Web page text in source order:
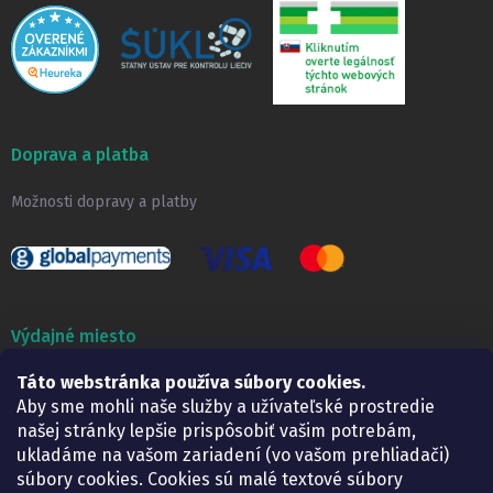
Táto webstránka používa súbory cookies.
Aby sme mohli naše služby a užívateľské prostredie
našej stránky lepšie prispôsobiť vašim potrebám,
ukladáme na vašom zariadení (vo vašom prehliadači)
súbory cookies. Cookies sú malé textové súbory
Doprava a platba
Možnosti dopravy a platby
Výdajné miesto
Lekáreň ADONAI
Košice – Smetanova 2
Pondelok:
07.30 – 15.30 h.
Utorok:
07.30 – 16.00 h.
Streda:
07.30 – 16.00 h.
Štvrtok:
07.30 – 15.30 h.